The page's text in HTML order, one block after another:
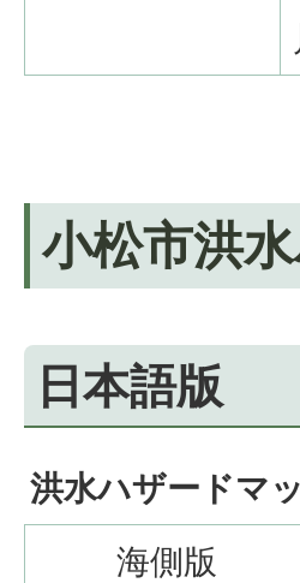
小松市洪
日本語版
洪水ハザードマ
海側版